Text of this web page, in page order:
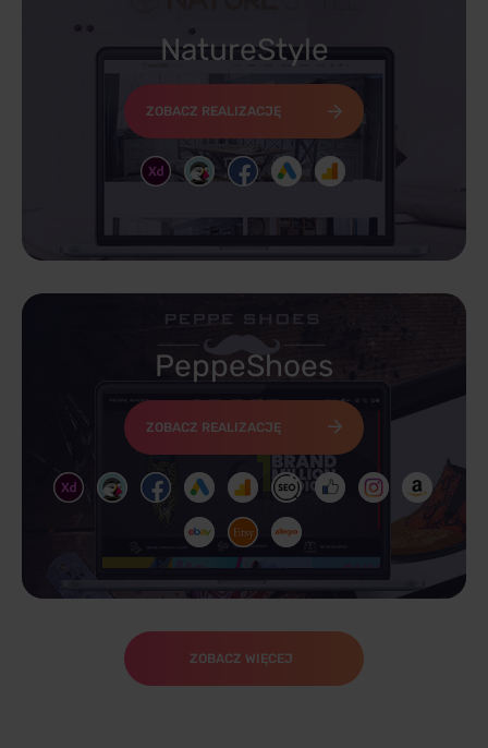
NatureStyle
ZOBACZ REALIZACJĘ
PeppeShoes
ZOBACZ REALIZACJĘ
ZOBACZ WIĘCEJ